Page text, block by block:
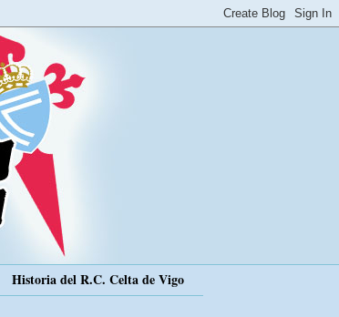
Historia del R.C. Celta de Vigo